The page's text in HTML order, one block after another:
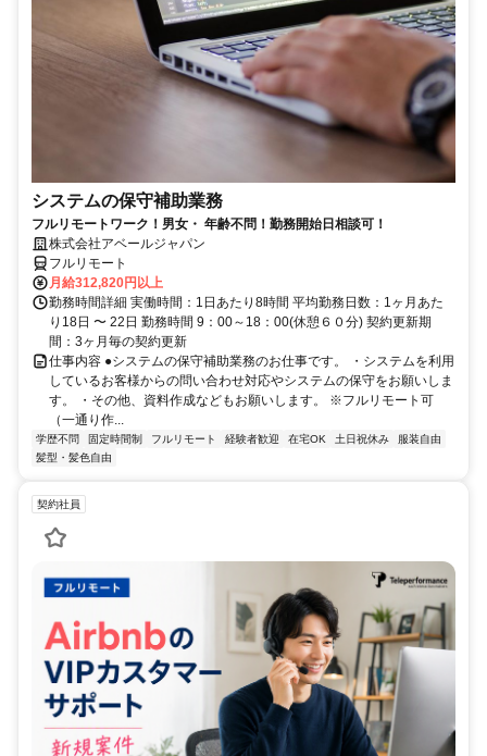
システムの保守補助業務
フルリモートワーク！男女・ 年齢不問！勤務開始日相談可！
株式会社アベールジャパン
フルリモート
月給312,820円以上
勤務時間詳細 実働時間：1日あたり8時間 平均勤務日数：1ヶ月あた
り18日 〜 22日 勤務時間 9：00～18：00(休憩６０分) 契約更新期
間：3ヶ月毎の契約更新
仕事内容 ●システムの保守補助業務のお仕事です。 ・システムを利用
しているお客様からの問い合わせ対応やシステムの保守をお願いしま
す。 ・その他、資料作成などもお願いします。 ※フルリモート可
（一通り作...
学歴不問 固定時間制 フルリモート 経験者歓迎 在宅OK 土日祝休み
服装自由
髪型・髪色自由
契約社員